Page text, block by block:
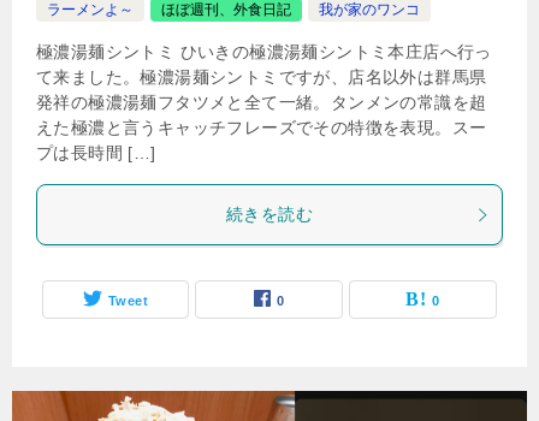
ラーメンよ～
ほぼ週刊、外食日記 我が家のワンコ
極濃湯麺シントミ ひいきの極濃湯麺シントミ本庄店へ行っ
て来ました。極濃湯麺シントミですが、店名以外は群馬県
発祥の極濃湯麺フタツメと全て一緒。タンメンの常識を超
えた極濃と言うキャッチフレーズでその特徴を表現。スー
プは長時間 […]
続きを読む
Tweet 0 0